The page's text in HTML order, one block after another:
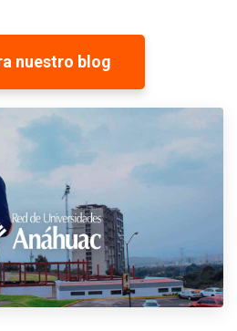
nuestro blog